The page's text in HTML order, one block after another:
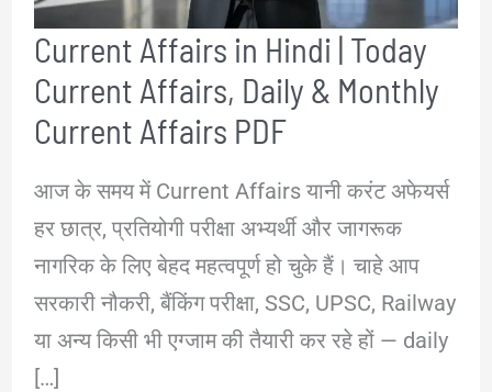
Current Affairs in Hindi | Today
Current Affairs, Daily & Monthly
Current Affairs PDF
आज के समय में Current Affairs यानी करंट अफेयर्स
हर छात्र, प्रतियोगी परीक्षा अभ्यर्थी और जागरूक
नागरिक के लिए बेहद महत्वपूर्ण हो चुके हैं। चाहे आप
सरकारी नौकरी, बैंकिंग परीक्षा, SSC, UPSC, Railway
या अन्य किसी भी एग्जाम की तैयारी कर रहे हों — daily
[…]